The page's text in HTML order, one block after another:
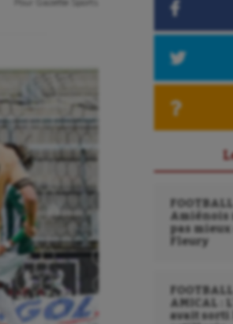
Amiénois
pas mieux
Fleury
AMICAL :
avait sorti